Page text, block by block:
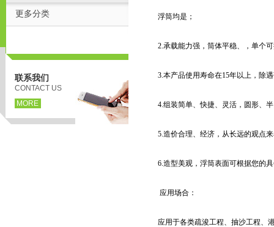
更多分类
联系我们
CONTACT US
MORE
浮筒均是；
2.承载能力强，筒体平稳、，单个
3.本产品使用寿命在15年以上，除
4.组装简单、快捷、灵活，圆形、
5.造价合理、经济，从长远的观点
6.造型美观，浮筒表面可根据您的
应用场合：
应用于各类疏浚工程、抽沙工程、